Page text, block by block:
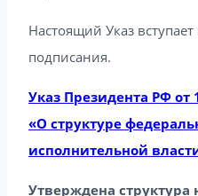
Настоящий Указ
подписания.
Указ Президента РФ от
«О структуре
исполнительной
Утверждена структура